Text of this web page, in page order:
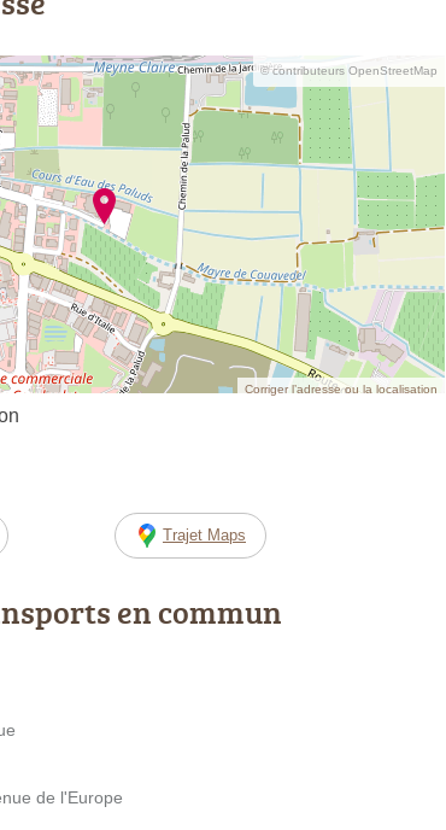
© contributeurs OpenStreetMap
Corriger l’adresse ou la localisation
Trajet Maps
en commun
de l'Europe